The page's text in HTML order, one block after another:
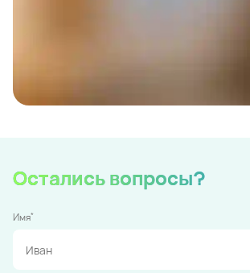
Остались вопросы?
Имя*